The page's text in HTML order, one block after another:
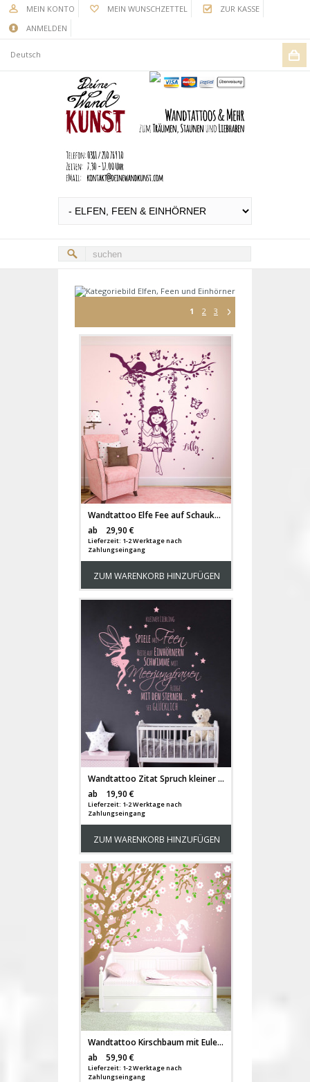
MEIN KONTO MEIN WUNSCHZETTEL
ZUR KASSE
ANMELDEN
Deutsch
1 2 3
Wandtattoo Elfe Fee auf Schaukel mit Waschbär Schmetterlinge Punkte und Namen M2129
ab
29,90 €
Lieferzeit: 1-2 Werktage nach
Zahlungseingang
ZUM WARENKORB HINZUFÜGEN
Wandtattoo Zitat Spruch kleiner Liebling... mit Fee und Sternen M2014
ab
19,90 €
Lieferzeit: 1-2 Werktage nach
Zahlungseingang
ZUM WARENKORB HINZUFÜGEN
Wandtattoo Kirschbaum mit Eulen Kirschblüten Feen Spruch träum süß und Wunschname vierfarbig M1017
ab
59,90 €
Lieferzeit: 1-2 Werktage nach
Zahlungseingang